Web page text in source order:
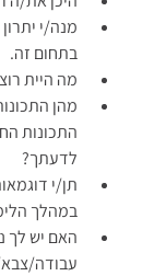
מנה/י
בתחום זה.
מה היית
מהן
התכונות
לדעתך?
תן/י
במהלך
האם יש לך
עבודה/